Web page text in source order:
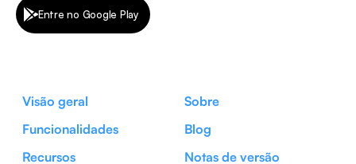
Entre no Google Play
Visão geral
Funcionalidades
Recursos
Sobre
Blog
Notas de versão